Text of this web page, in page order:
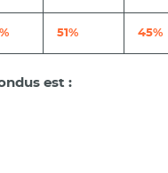
51% 45%
est :